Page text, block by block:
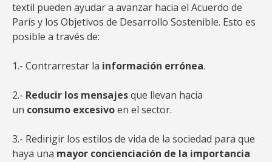
textil pueden ayudar a avanzar hacia el Acuerdo de
París y los Objetivos de Desarrollo Sostenible. Esto es
posible a través de:
1.- Contrarrestar la información errónea.
2.- Reducir los mensajesque llevan hacia
un consumo excesivoen el sector.
3.- Redirigir los estilos de vida de la sociedad para que
haya una mayor concienciación de la importancia